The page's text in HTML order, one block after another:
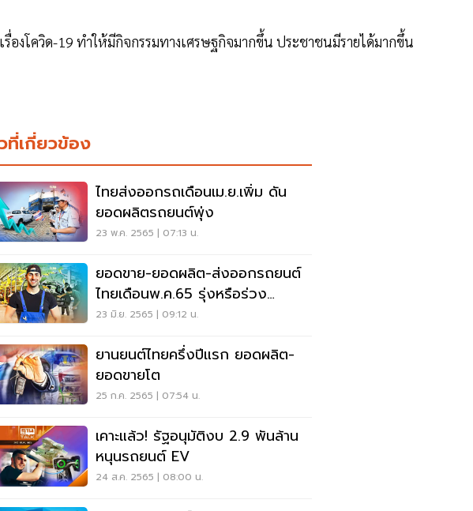
องโควิด-19 ทำให้มีกิจกรรมทางเศรษฐกิจมากขึ้น ประชาชนมีรายได้มากขึ้น
ที่เกี่ยวข้อง
ไทยส่งออกรถเดือนเม.ย.เพิ่ม ดัน
ยอดผลิตรถยนต์พุ่ง
23 พ.ค. 2565 | 07:13 น.
ยอดขาย-ยอดผลิต-ส่งออกรถยนต์
ไทยเดือนพ.ค.65 รุ่งหรือร่วง
อัพเดทที่นี่
23 มิ.ย. 2565 | 09:12 น.
ยานยนต์ไทยครึ่งปีแรก ยอดผลิต-
ยอดขายโต
25 ก.ค. 2565 | 07:54 น.
เคาะแล้ว! รัฐอนุมัติงบ 2.9 พันล้าน
หนุนรถยนต์ EV
24 ส.ค. 2565 | 08:00 น.